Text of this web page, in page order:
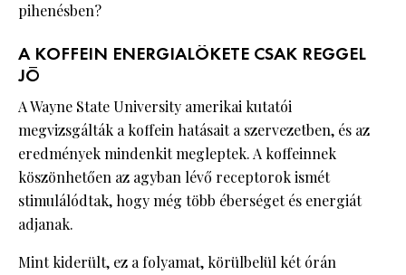
pihenésben?
A KOFFEIN ENERGIALÖKETE CSAK REGGEL
JÓ
A Wayne State University amerikai kutatói
megvizsgálták a koffein hatásait a szervezetben, és az
eredmények mindenkit megleptek. A koffeinnek
köszönhetően az agyban lévő receptorok ismét
stimulálódtak, hogy még több éberséget és energiát
adjanak.
Mint kiderült, ez a folyamat, körülbelül két órán